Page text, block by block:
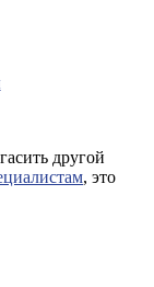
другой
, это